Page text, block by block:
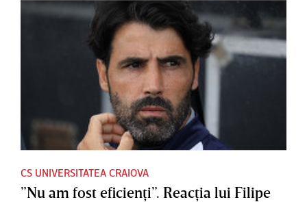
CS UNIVERSITATEA CRAIOVA
”Nu am fost eficienţi”. Reacţia lui Filipe